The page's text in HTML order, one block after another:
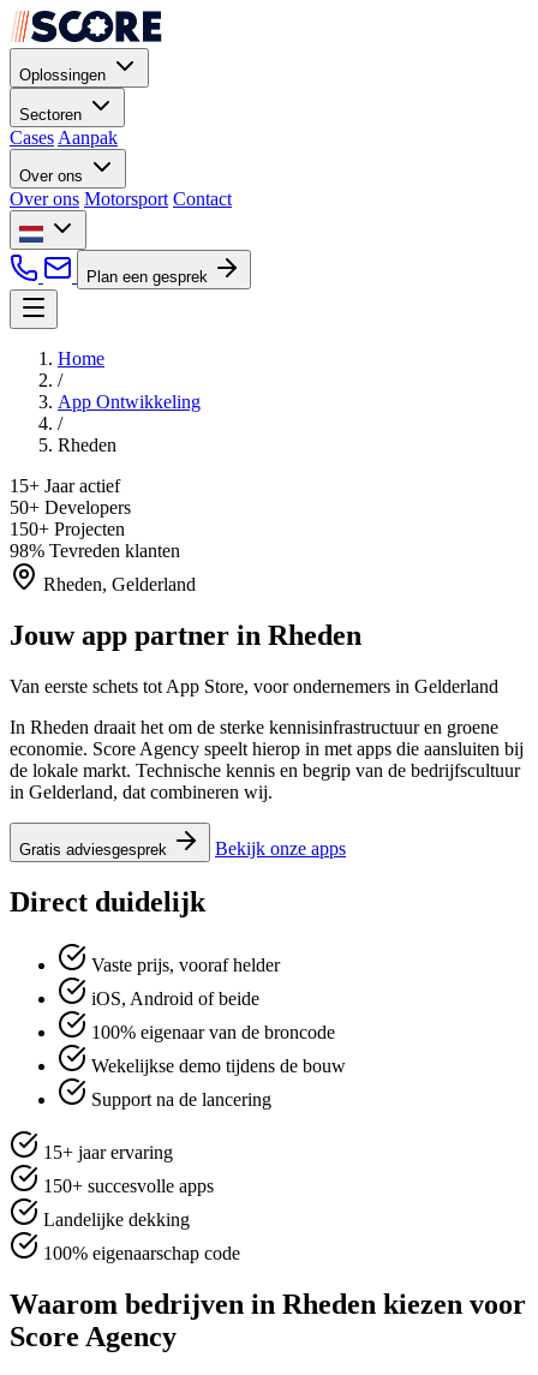
Oplossingen
Sectoren
Cases Aanpak
Over ons
Over ons Motorsport Contact
Plan een gesprek
Home
/
App Ontwikkeling
/
Rheden
15+ Jaar actief
50+ Developers
150+ Projecten
98% Tevreden klanten
Rheden, Gelderland
Jouw app partner in Rheden
Van eerste schets tot App Store, voor ondernemers in Gelderland
In Rheden draait het om de sterke kennisinfrastructuur en groene
economie. Score Agency speelt hierop in met apps die aansluiten bij
de lokale markt. Technische kennis en begrip van de bedrijfscultuur
in Gelderland, dat combineren wij.
Gratis adviesgesprek Bekijk onze apps
Direct duidelijk
Vaste prijs, vooraf helder
iOS, Android of beide
100% eigenaar van de broncode
Wekelijkse demo tijdens de bouw
Support na de lancering
15+ jaar ervaring
150+ succesvolle apps
Landelijke dekking
100% eigenaarschap code
Waarom bedrijven in Rheden kiezen voor
Score Agency